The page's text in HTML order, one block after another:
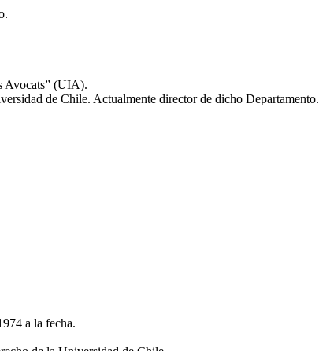
Avocats” (UIA).
de Chile. Actualmente director de dicho Departamento.
a la fecha.